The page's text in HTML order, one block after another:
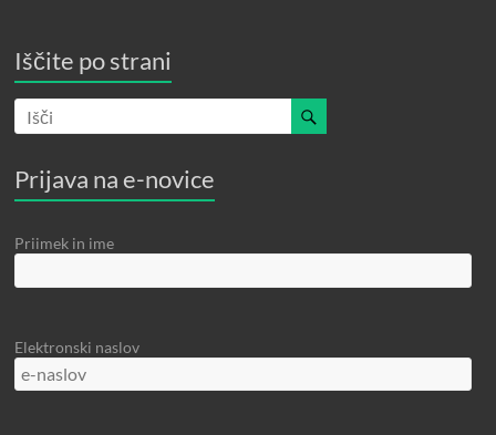
Iščite po strani
Prijava na e-novice
Priimek in ime
Elektronski naslov